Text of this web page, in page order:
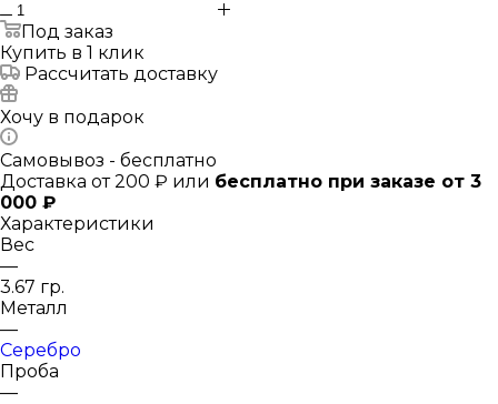
Под заказ
Купить в 1 клик
Рассчитать доставку
Хочу в подарок
Самовывоз - бесплатно
Доставка от 200 ₽ или бесплатно при заказе от 3
000 ₽
Характеристики
Вес
—
3.67 гр.
Металл
—
Серебро
Проба
—